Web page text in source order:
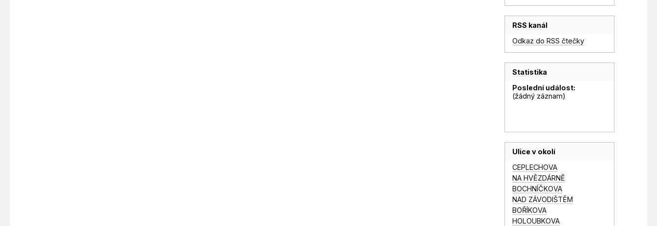
RSS kanál
Odkaz do RSS čtečky
Statistika
Poslední událost:
(žádný záznam)
Ulice v okolí
CEPLECHOVA
NA HVĚZDÁRNĚ
BOCHNÍČKOVA
NAD ZÁVODIŠTĚM
BOŘÍKOVA
HOLOUBKOVA